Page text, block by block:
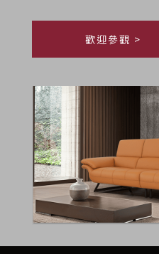
歡迎參觀 >